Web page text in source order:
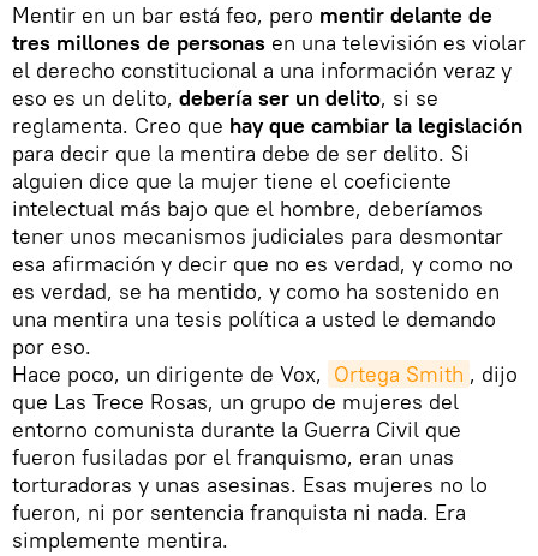
Mentir en un bar está feo, pero mentir delante de
tres millones de personas en una televisión es violar
el derecho constitucional a una información veraz y
eso es un delito, debería ser un delito, si se
reglamenta. Creo que hay que cambiar la legislación
para decir que la mentira debe de ser delito. Si
alguien dice que la mujer tiene el coeficiente
intelectual más bajo que el hombre, deberíamos
tener unos mecanismos judiciales para desmontar
esa afirmación y decir que no es verdad, y como no
es verdad, se ha mentido, y como ha sostenido en
una mentira una tesis política a usted le demando
por eso.
Hace poco, un dirigente de Vox, Ortega Smith , dijo
que Las Trece Rosas, un grupo de mujeres del
entorno comunista durante la Guerra Civil que
fueron fusiladas por el franquismo, eran unas
torturadoras y unas asesinas. Esas mujeres no lo
fueron, ni por sentencia franquista ni nada. Era
simplemente mentira.